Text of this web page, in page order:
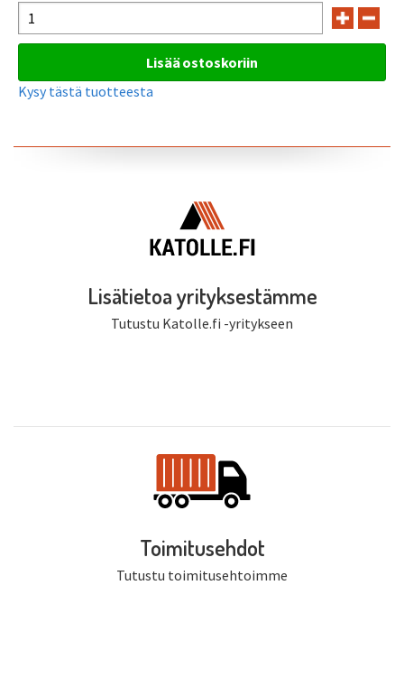
Kysy tästä tuotteesta
Lisätietoa yrityksestämme
Tutustu Katolle.fi -yritykseen
Toimitusehdot
Tutustu toimitusehtoimme